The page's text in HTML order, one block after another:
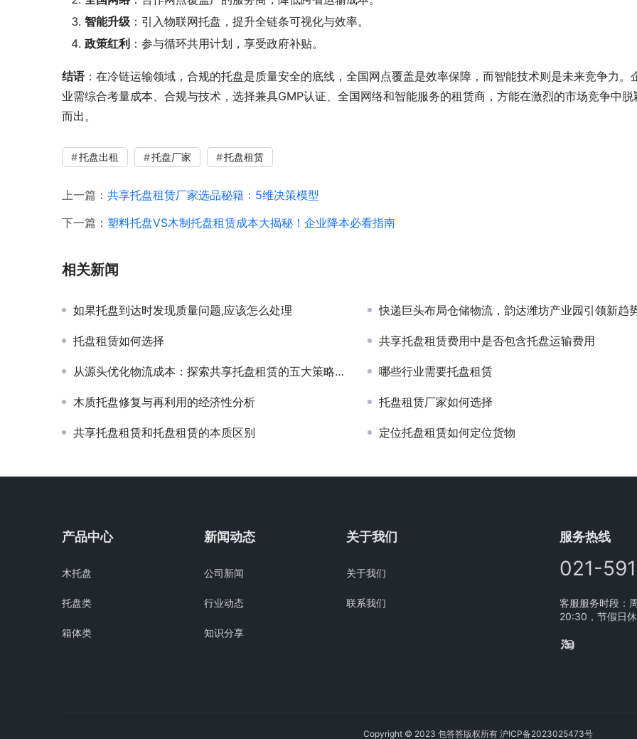
智能升级 ：引入物联网托盘，提升全链条可视化与效率。
政策红利 ：参与循环共用计划，享受政府补贴。
结语：在冷链运输领域，合规的托盘是质量安全的底线，全国网点覆盖是效率保障，而智能技术则是未来竞争力。
业需综合考量成本、合规与技术，选择兼具GMP认证、全国网络和智能服务的租赁商，方能在激烈的市场竞争中脱
而出。
托盘出租 托盘厂家 托盘租赁
上一篇： 共享托盘租赁厂家选品秘籍：5维决策模型
下一篇： 塑料托盘VS木制托盘租赁成本大揭秘！企业降本必看指南
相关新闻
如果托盘到达时发现质量问题,应该怎么处理 快递巨头布局仓储物流，韵达潍坊产业园引领新趋
托盘租赁如何选择 共享托盘租赁费用中是否包含托盘运输费用
从源头优化物流成本：探索共享托盘租赁的五大策略与优势 哪些行业需要托盘租赁
木质托盘修复与再利用的经济性分析 托盘租赁厂家如何选择
共享托盘租赁和托盘租赁的本质区别 定位托盘租赁如何定位货物
产品中心
木托盘
托盘类
箱体类
新闻动态
公司新闻
行业动态
知识分享
关于我们
关于我们
联系我们
服务热线
021-
客服服务时段：
20:30，节假日
Copyright © 2023 包答答版权所有 沪ICP备2023025473号